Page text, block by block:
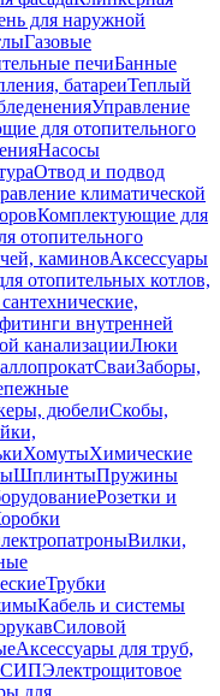
для наружной
Газовые
печиБанные
батареиТеплый
Управление
для отопительного
Насосы
Отвод и подвод
климатической
Комплектующие для
отопительного
каминовАксессуары
отопительных котлов,
внутренней
канализацииЛюки
СваиЗаборы,
дюбелиСкобы,
ХомутыХимические
ШплинтыПружины
Розетки и
Вилки,
Трубки
Кабель и системы
Силовой
Аксессуары для труб,
СИПЭлектрощитовое
для